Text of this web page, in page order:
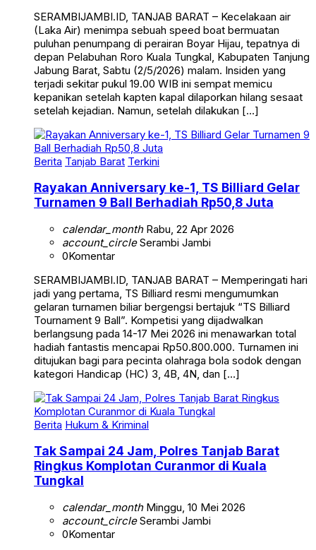
SERAMBIJAMBI.ID, TANJAB BARAT – Kecelakaan air
(Laka Air) menimpa sebuah speed boat bermuatan
puluhan penumpang di perairan Boyar Hijau, tepatnya di
depan Pelabuhan Roro Kuala Tungkal, Kabupaten Tanjung
Jabung Barat, Sabtu (2/5/2026) malam. Insiden yang
terjadi sekitar pukul 19.00 WIB ini sempat memicu
kepanikan setelah kapten kapal dilaporkan hilang sesaat
setelah kejadian. Namun, setelah dilakukan […]
Berita Tanjab Barat Terkini
Rayakan Anniversary ke-1, TS Billiard Gelar
Turnamen 9 Ball Berhadiah Rp50,8 Juta
calendar_monthRabu, 22 Apr 2026
account_circleSerambi Jambi
0Komentar
SERAMBIJAMBI.ID, TANJAB BARAT – Memperingati hari
jadi yang pertama, TS Billiard resmi mengumumkan
gelaran turnamen biliar bergengsi bertajuk “TS Billiard
Tournament 9 Ball”. Kompetisi yang dijadwalkan
berlangsung pada 14-17 Mei 2026 ini menawarkan total
hadiah fantastis mencapai Rp50.800.000. Turnamen ini
ditujukan bagi para pecinta olahraga bola sodok dengan
kategori Handicap (HC) 3, 4B, 4N, dan […]
Berita Hukum & Kriminal
Tak Sampai 24 Jam, Polres Tanjab Barat
Ringkus Komplotan Curanmor di Kuala
Tungkal
calendar_monthMinggu, 10 Mei 2026
account_circleSerambi Jambi
0Komentar